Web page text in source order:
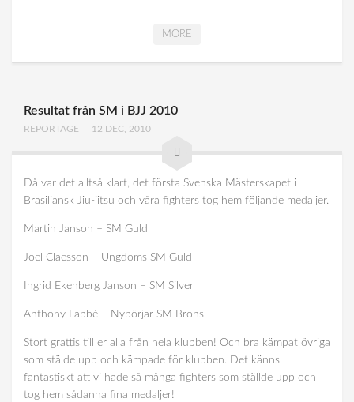
MORE
Resultat från SM i BJJ 2010
REPORTAGE 12 DEC, 2010
Då var det alltså klart, det första Svenska Mästerskapet i
Brasiliansk Jiu-jitsu och våra fighters tog hem följande medaljer.
Martin Janson – SM Guld
Joel Claesson – Ungdoms SM Guld
Ingrid Ekenberg Janson – SM Silver
Anthony Labbé – Nybörjar SM Brons
Stort grattis till er alla från hela klubben! Och bra kämpat övriga
som stälde upp och kämpade för klubben. Det känns
fantastiskt att vi hade så många fighters som ställde upp och
tog hem sådanna fina medaljer!